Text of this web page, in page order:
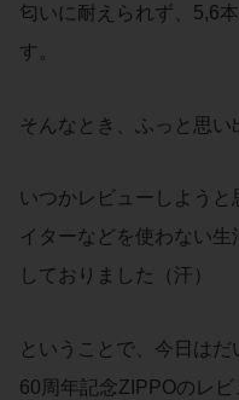
匂いに耐えられず、5,6
す。
そんなとき、ふっと思い
いつかレビューしよう
イターなどを使わない
しておりました（汗）
ということで、今日は
60周年記念ZIPPOのレビ